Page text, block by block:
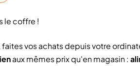
le coffre !
faites vos achats depuis votre
aux mêmes prix qu'en magasin :